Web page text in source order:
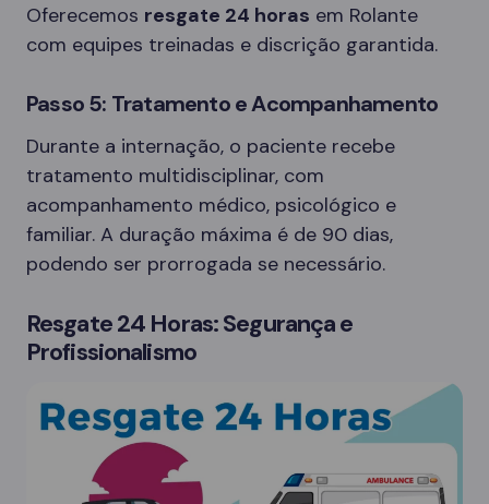
Oferecemos resgate 24 horas em Rolante
com equipes treinadas e discrição garantida.
Passo 5: Tratamento e Acompanhamento
Durante a internação, o paciente recebe
tratamento multidisciplinar, com
acompanhamento médico, psicológico e
familiar. A duração máxima é de 90 dias,
podendo ser prorrogada se necessário.
Resgate 24 Horas: Segurança e
Profissionalismo